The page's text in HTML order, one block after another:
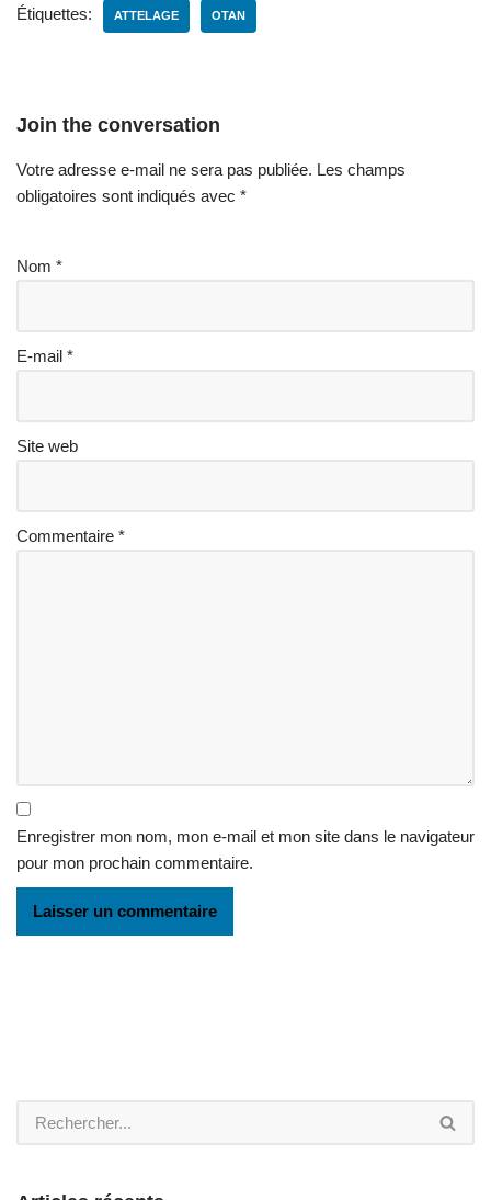
Étiquettes: ATTELAGE OTAN
Join the conversation
Votre adresse e-mail ne sera pas publiée. Les champs
obligatoires sont indiqués avec *
Nom *
E-mail *
Site web
Commentaire *
Enregistrer mon nom, mon e-mail et mon site dans le navigateur
pour mon prochain commentaire.